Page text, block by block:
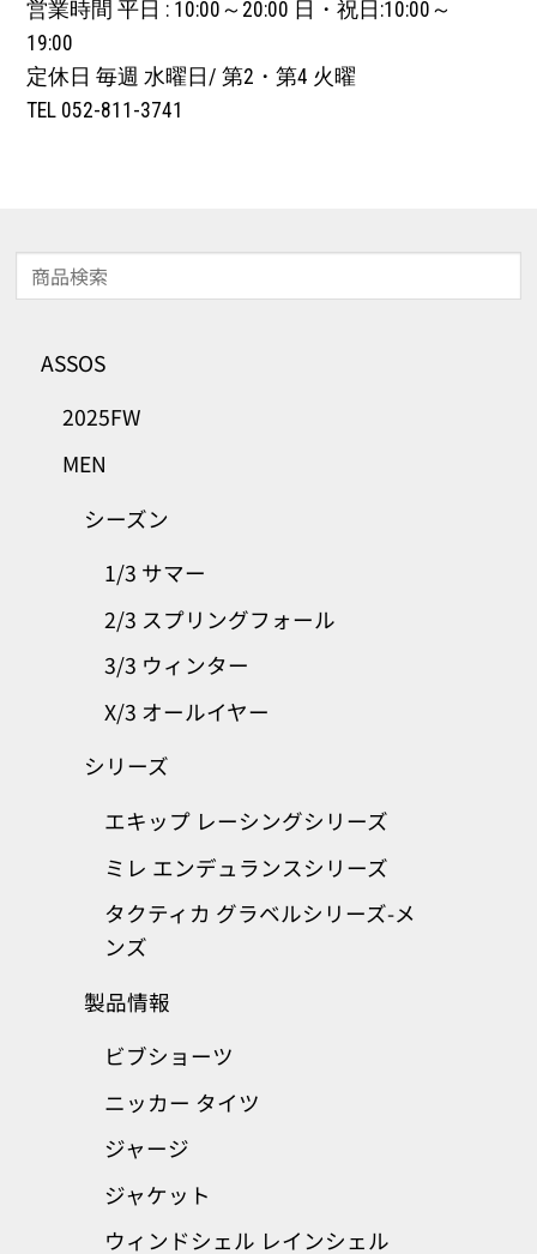
営業時間 平日 : 10:00～20:00 日・祝日:10:00～
19:00
定休日 毎週 水曜日/ 第2・第4 火曜
TEL 052-811-3741
ASSOS
2025FW
MEN
シーズン
1/3 サマー
2/3 スプリングフォール
3/3 ウィンター
X/3 オールイヤー
シリーズ
エキップ レーシングシリーズ
ミレ エンデュランスシリーズ
タクティカ グラベルシリーズ-メ
ンズ
製品情報
ビブショーツ
ニッカー タイツ
ジャージ
ジャケット
ウィンドシェル レインシェル